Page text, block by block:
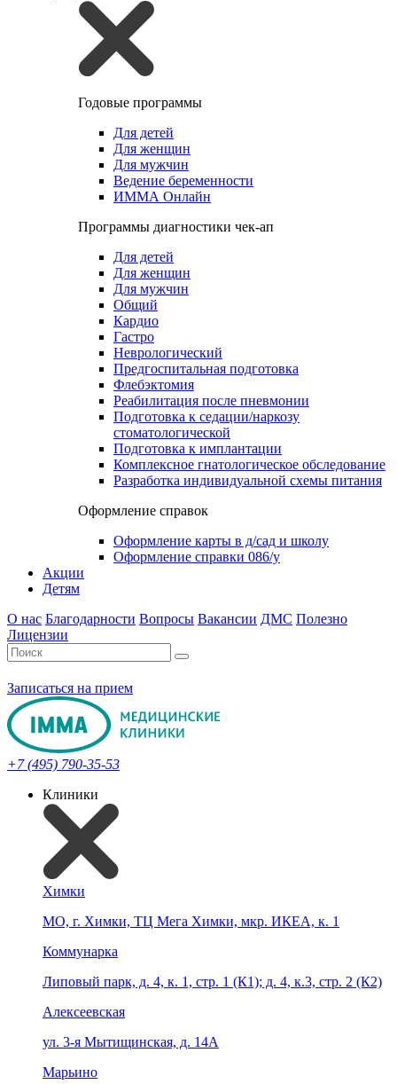
Годовые программы
Для детей
Для женщин
Для мужчин
Ведение беременности
ИММА Онлайн
Программы диагностики чек-ап
Для детей
Для женщин
Для мужчин
Общий
Кардио
Гастро
Неврологический
Предгоспитальная подготовка
Флебэктомия
Реабилитация после пневмонии
Подготовка к седации/наркозу
стоматологической
Подготовка к имплантации
Комплексное гнатологическое обследование
Разработка индивидуальной схемы питания
Оформление справок
Оформление карты в д/сад и школу
Оформление справки 086/у
Акции
Детям
О нас Благодарности Вопросы Вакансии ДМС Полезно
Лицензии
Записаться на прием
+7 (495) 790-35-53
Клиники
Химки
МО, г. Химки, ТЦ Мега Химки, мкр. ИКЕА, к. 1
Коммунарка
Липовый парк, д. 4, к. 1, стр. 1 (К1); д. 4, к.3, стр. 2 (К2)
Алексеевская
ул. 3-я Мытищинская, д. 14А
Марьино